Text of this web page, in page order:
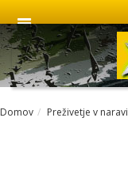
Domov Preživetje v naravi